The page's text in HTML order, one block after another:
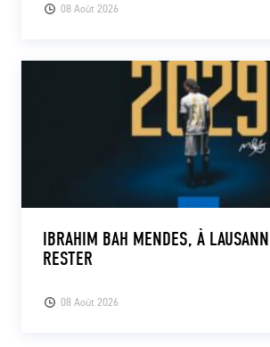
08 Août 2026
08 Août 2026
IBRAHIM BAH MENDES, À
RESTER